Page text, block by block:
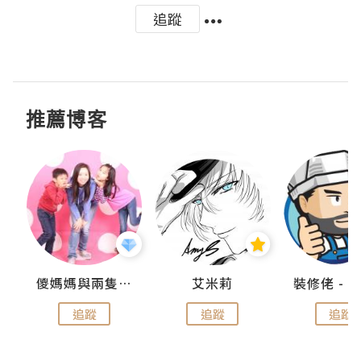
追蹤
推薦博客
儍媽媽與兩隻小魔怪之家
追蹤
艾米莉
追蹤 追蹤